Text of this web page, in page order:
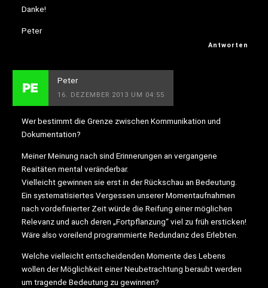
Danke!
Peter
Antworten
Peter
16. DEZEMBER 2013 UM 04:55
Wer bestimmt die Grenze zwischen Kommunikation und
Dokumentation?
Meiner Meinung nach sind Erinnerungen an vergangene
Reaitäten mental veränderbar.
Vielleicht gewinnen sie erst in der Rückschau an Bedeutung.
Ein systematisiertes Vergessen unserer Momentaufnahmen
nach vordefinierter Zeit würde die Reifung einer möglichen
Relevanz und auch deren „Fortpflanzung“ viel zu früh ersticken!
Wäre also voreilend programmierte Redundanz des Erlebten.
Welche vielleicht entscheidenden Momente des Lebens
wollen der Möglichkeit einer Neubetrachtung beraubt werden
um tragende Bedeutung zu gewinnen?